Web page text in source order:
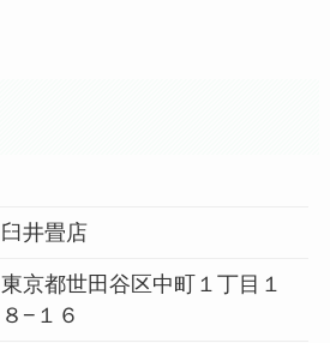
臼井畳店
東京都世田谷区中町１丁目１
８−１６